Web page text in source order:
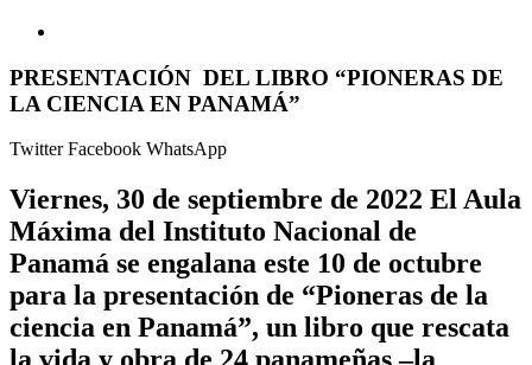
PRESENTACIÓN DEL LIBRO “PIONERAS DE
LA CIENCIA EN PANAMÁ”
TwitterFacebook WhatsApp
Viernes, 30 de septiembre de 2022 El Aula
Máxima del Instituto Nacional de
Panamá se engalana este 10 de octubre
para la presentación de “Pioneras de la
ciencia en Panamá”, un libro que rescata